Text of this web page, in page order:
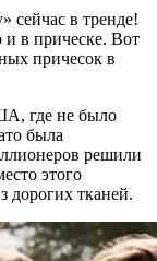
сейчас в тренде!
и в прическе. Вот
причесок в
где не было
была
решили
этого
дорогих тканей.